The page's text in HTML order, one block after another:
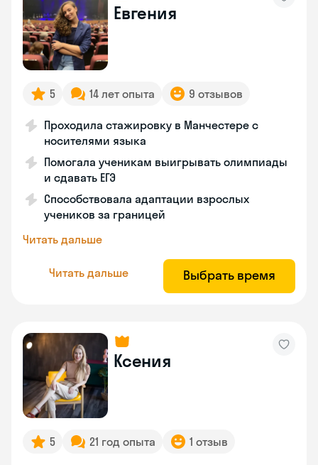
Евгения
5 14 лет опыта 9 отзывов
Проходила стажировку в Манчестере с
носителями языка
Помогала ученикам выигрывать олимпиады
и сдавать ЕГЭ
Способствовала адаптации взрослых
учеников за границей
Читать дальше
Читать дальше Выбрать время
Ксения
5 21 год опыта 1 отзыв